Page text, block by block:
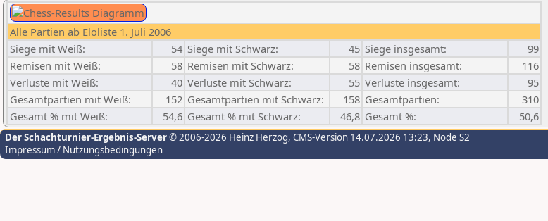
Alle Partien ab Eloliste 1. Juli 2006
Siege mit Weiß:
54 Siege mit Schwarz: 45 Siege insgesamt:
99
Remisen mit Weiß:
58 Remisen mit Schwarz: 58 Remisen insgesamt:
116
Verluste mit Weiß:
40 Verluste mit Schwarz: 55 Verluste insgesamt:
95
Gesamtpartien mit Weiß:
152 Gesamtpartien mit Schwarz: 158 Gesamtpartien:
310
Gesamt % mit Weiß:
54,6 Gesamt % mit Schwarz: 46,8 Gesamt %: 50,6
Der Schachturnier-Ergebnis-Server© 2006-2026 Heinz Herzog, CMS-Version 14.07.2026 13:23, Node S2
Impressum / Nutzungsbedingungen